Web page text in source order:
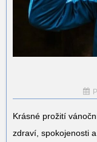
Krásné prožití
zdraví, spokojenosti